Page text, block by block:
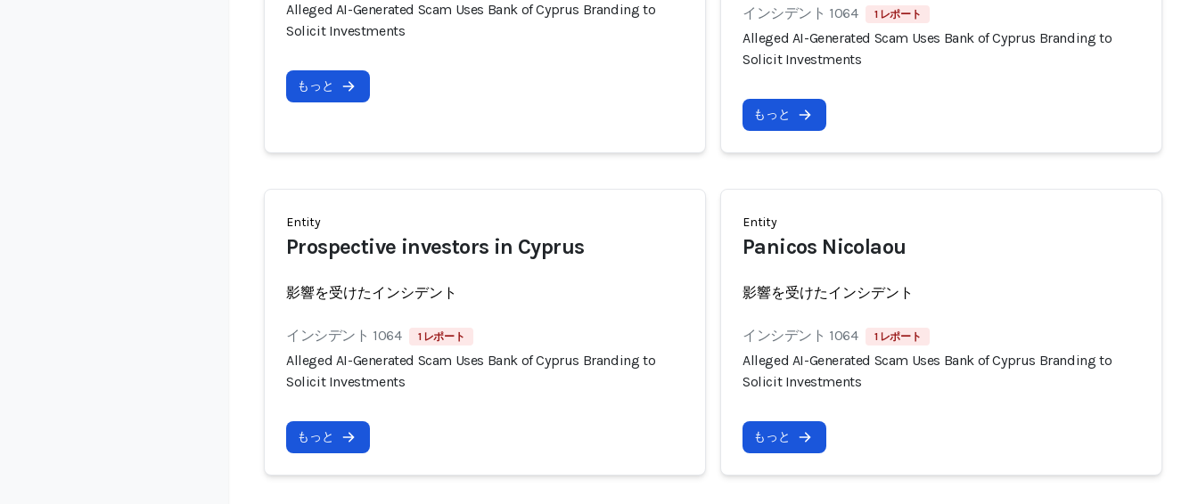
Alleged AI-Generated Scam Uses Bank of Cyprus Branding to
Solicit Investments
もっと
インシデント 1064 1 レポート
Alleged AI-Generated Scam Uses Bank of Cyprus Branding to
Solicit Investments
もっと
Entity
Prospective investors in Cyprus
影響を受けたインシデント
インシデント 1064 1 レポート
Alleged AI-Generated Scam Uses Bank of Cyprus Branding to
Solicit Investments
もっと
Entity
Panicos Nicolaou
影響を受けたインシデント
インシデント 1064 1 レポート
Alleged AI-Generated Scam Uses Bank of Cyprus Branding to
Solicit Investments
もっと